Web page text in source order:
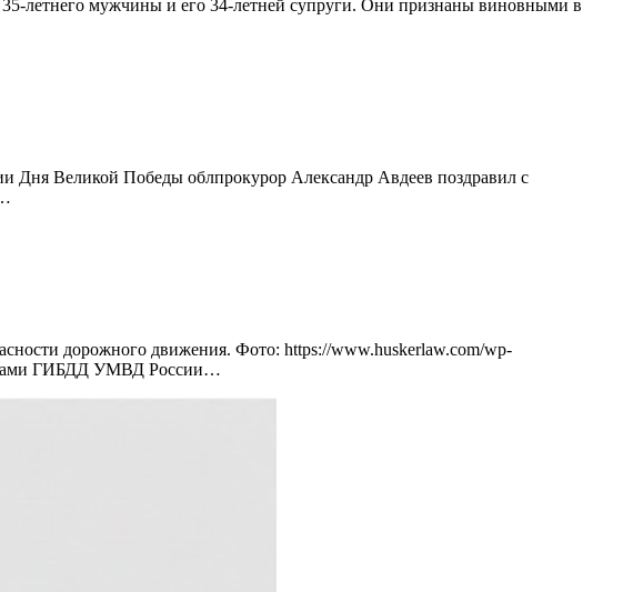
летнего мужчины и его 34-летней супруги. Они признаны виновными в
Дня Великой Победы облпрокурор Александр Авдеев поздравил с
дорожного движения. Фото: https://www.huskerlaw.com/wp-
ГИБДД УМВД России…